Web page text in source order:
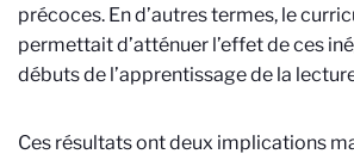
précoces. En d’autres termes, le
permettait d’atténuer l’effet de ces
débuts de l’apprentissage de la
Ces résultats ont deux implications